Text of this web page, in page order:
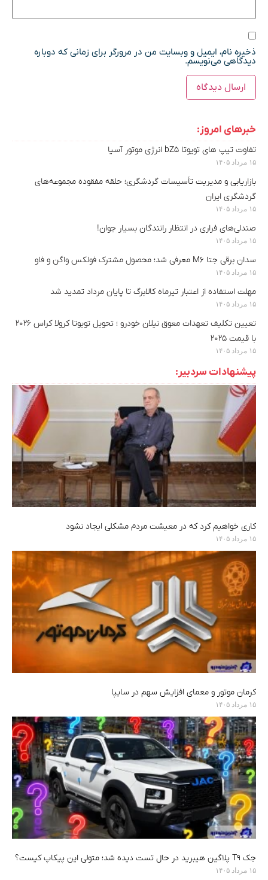
ذخیره نام، ایمیل و وبسایت من در مرورگر برای زمانی که دوباره
دیدگاهی می‌نویسم.
خبرهای امروز:
تفاوت تیپ های تویوتا bZ5 انرژی موتور آسیا
۱۵ مرداد ۱۴۰۵
بازاریابی و مدیریت تأسیسات گردشگری؛ حلقه مفقوده مجموعه‌های
گردشگری ایران
۱۵ مرداد ۱۴۰۵
صندلی‌های فراری در انتظار رانندگان بسیار جوان!
۱۵ مرداد ۱۴۰۵
سدان برقی جتا M6 معرفی شد؛ محصول مشترک فولکس واگن و فاو
۱۵ مرداد ۱۴۰۵
مهلت استفاده از اعتبار تیرماه کالابرگ تا پایان مرداد تمدید شد
۱۵ مرداد ۱۴۰۵
تعیین تکلیف تعهدات معوق نیلان خودرو ؛ تحویل تویوتا کرولا کراس ۲۰۲۶
با قیمت ۲۰۲۵
۱۵ مرداد ۱۴۰۵
پیشنهادات سردبیر:
کاری خواهیم کرد که در معیشت مردم مشکلی ایجاد نشود
۱۵ مرداد ۱۴۰۵
کرمان موتور و معمای افزایش سهم در سایپا
۱۵ مرداد ۱۴۰۵
جک T9 پلاگین هیبرید در حال تست دیده شد؛ متولی این پیکاپ کیست؟
۱۵ مرداد ۱۴۰۵